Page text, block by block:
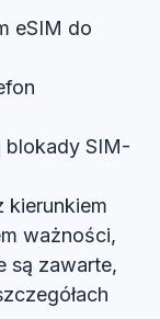
eSIM do
blokady SIM-
kierunkiem
ważności,
są zawarte,